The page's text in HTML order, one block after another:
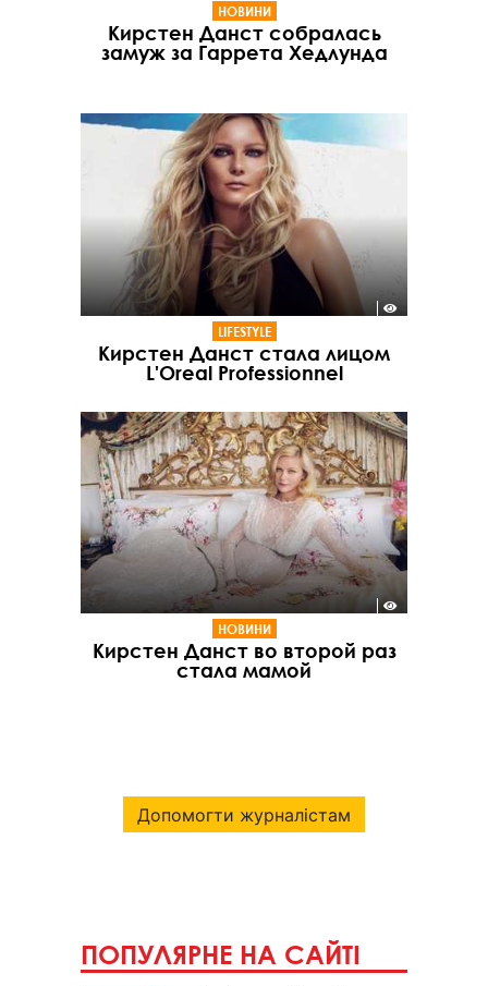
НОВИНИ
Кирстен Данст собралась
замуж за Гаррета Хедлунда
LIFESTYLE
Кирстен Данст стала лицом
L'Oreal Professionnel
НОВИНИ
Кирстен Данст во второй раз
стала мамой
Допомогти журналістам
ПОПУЛЯРНЕ НА САЙТІ